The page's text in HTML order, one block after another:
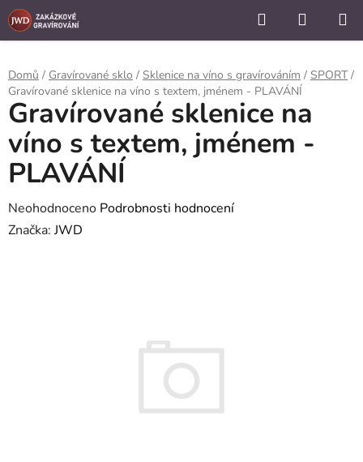
```
Přejít
na
Hledat
KOŠÍK
Domů / Gravírované sklo / Sklenice na víno s gravírováním / SPORT /
Gravírované sklenice na víno s textem, jménem - PLAVÁNÍ
Gravírované sklenice na
víno s textem, jménem -
PLAVÁNÍ
Průměrné
hodnocení
Neohodnoceno Podrobnosti hodnocení
Značka:JWD